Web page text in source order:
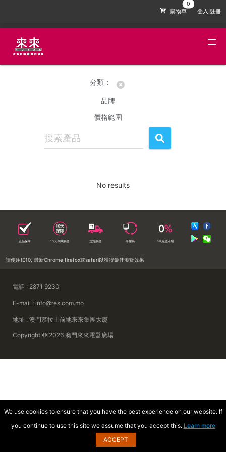
購物車 登入|註冊
分類：
品牌
價格範圍
No results
正品保障 10天保障服務 送貨服務 落樓易 0%免息分期
請使用IE10, 最新Chrome,firefox或safari以獲得最佳瀏覽效果
電話 : 2871 9230
E-mail : info@res.com.mo
地址 : 澳門慕拉士前地來來集團大廈
Copyright © 2026 澳門來來電器廣場
We use cookies to ensure that you have the best experience on our website. If
you continue to use this site we assume that you accept this. Learn more
ACCEPT